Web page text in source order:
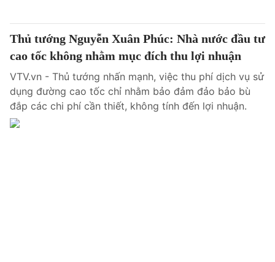
Thủ tướng Nguyễn Xuân Phúc: Nhà nước đầu tư
cao tốc không nhằm mục đích thu lợi nhuận
VTV.vn - Thủ tướng nhấn mạnh, việc thu phí dịch vụ sử
dụng đường cao tốc chỉ nhằm bảo đảm đảo bảo bù
đắp các chi phí cần thiết, không tính đến lợi nhuận.